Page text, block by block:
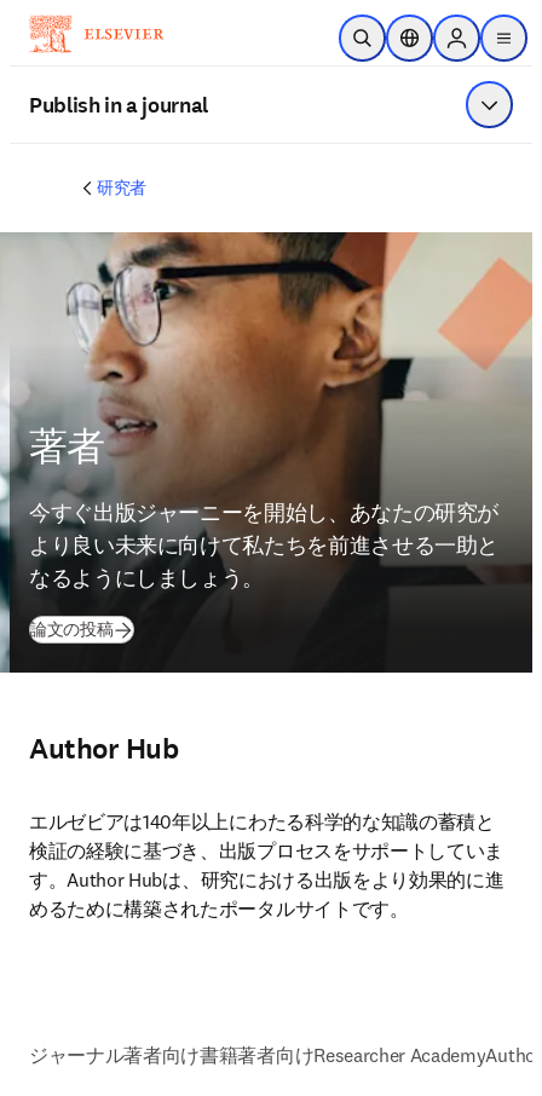
メインのコンテンツにスキップ
検索を開くロケーションセレ
Sign in to
menu
Publish in a journal メニュ
研究者
著者
今すぐ出版ジャーニーを開始し、あなたの研究が
より良い未来に向けて私たちを前進させる一助と
なるようにしましょう。
論文の投稿
Author Hub
エルゼビアは140年以上にわたる科学的な知識の蓄積と
検証の経験に基づき、出版プロセスをサポートしていま
す。Author Hubは、研究における出版をより効果的に進
めるために構築されたポータルサイトです。
ジャーナル著者向け書籍著者向けResearcher Academy